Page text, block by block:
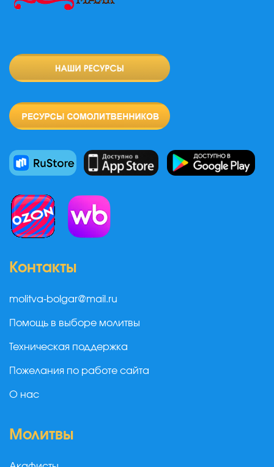
Контакты
molitva-bolgar@mail.ru
Помощь в выборе молитвы
Техническая поддержка
Пожелания по работе сайта
О нас
Молитвы